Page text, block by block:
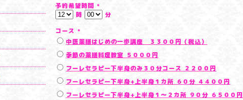
予約希望時間 *
時
分
コース *
中医薬膳はじめの一歩講座 ３３００円（税込）
季節の薬膳料理教室 ５０００円
フーレセラピー下半身のみ３０分コース ２２００円
フーレセラピー下半身+上半身１カ所 ６０分 ４４００円
フーレセラピー下半身+上半身１〜２カ所 ９０分 ６５００円